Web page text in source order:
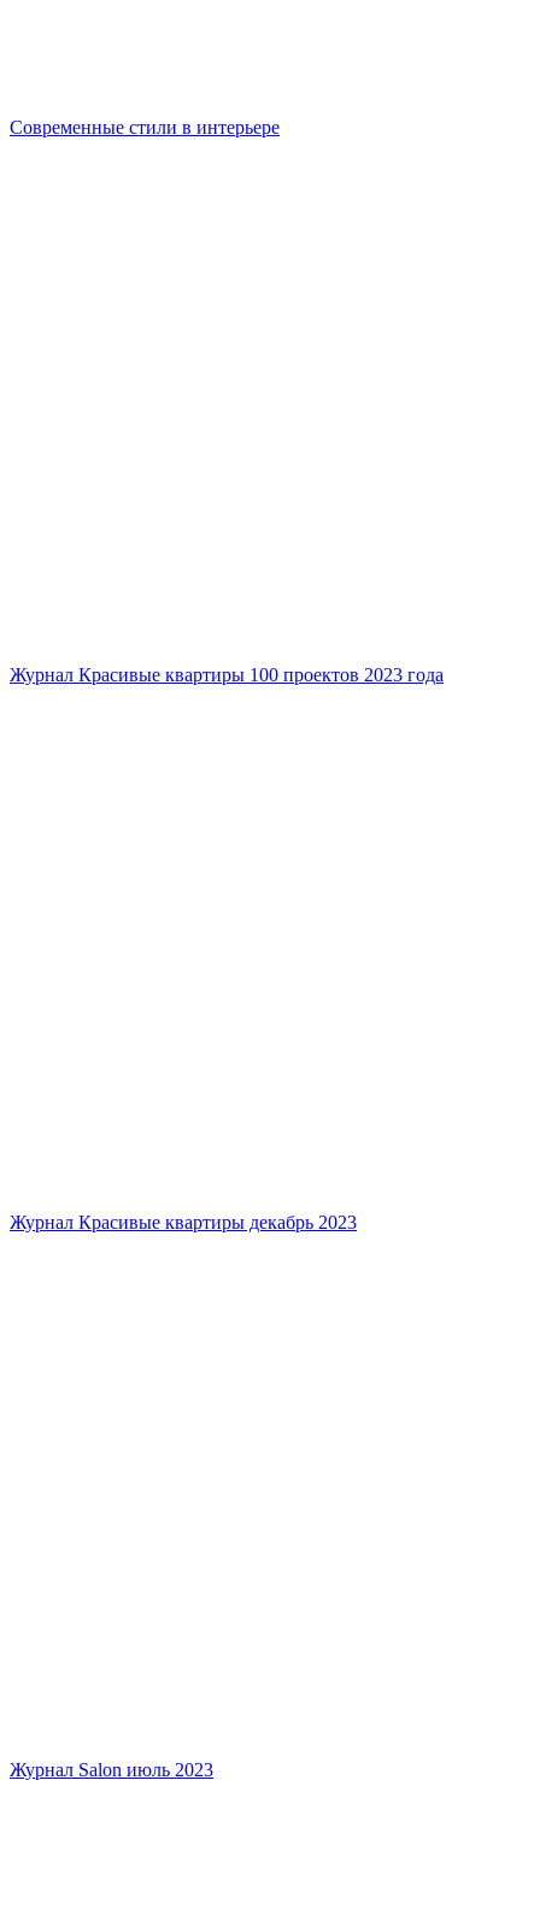
Современные стили в интерьере
Журнал Красивые квартиры 100 проектов 2023 года
Журнал Красивые квартиры декабрь 2023
Журнал Salon июль 2023